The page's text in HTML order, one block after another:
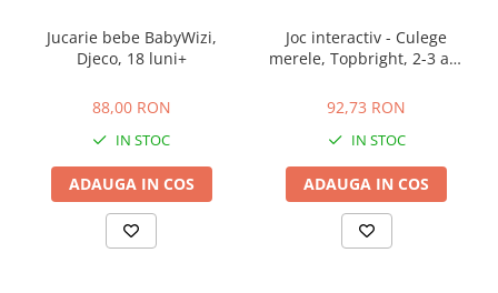
Jucarie bebe BabyWizi,
Djeco, 18 luni+
88,00 RON
IN STOC
ADAUGA IN COS
Joc interactiv - Culege
merele, Topbright, 2-3 ani
92,73 RON
IN STOC
ADAUGA IN COS